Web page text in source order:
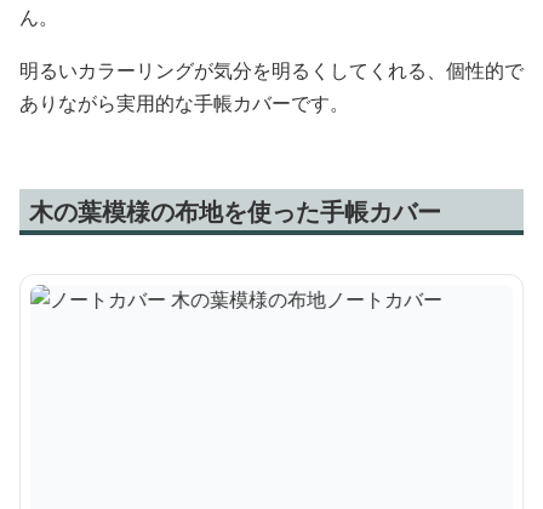
ん。
明るいカラーリングが気分を明るくしてくれる、個性的で
ありながら実用的な手帳カバーです。
木の葉模様の布地を使った手帳カバー